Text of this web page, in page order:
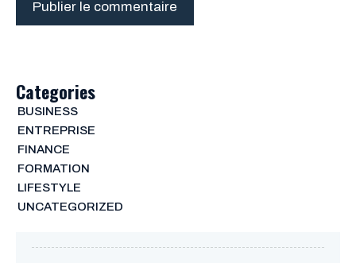
Categories
BUSINESS
ENTREPRISE
FINANCE
FORMATION
LIFESTYLE
UNCATEGORIZED